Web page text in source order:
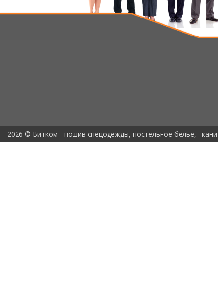
2026 © Витком - пошив спецодежды, постельное бельё, ткани